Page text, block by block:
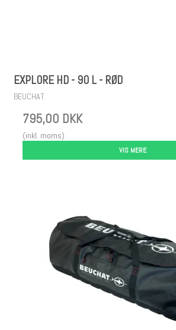
EXPLORE HD - 90 L - RØD
BEUCHAT
795,00 DKK
(inkl. moms)
VIS MERE